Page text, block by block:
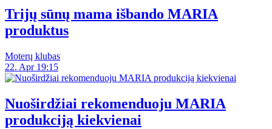
Trijų sūnų mama išbando MARIA
produktus
Moterų klubas
22. Apr 19:15
Nuoširdžiai rekomenduoju MARIA
produkciją kiekvienai